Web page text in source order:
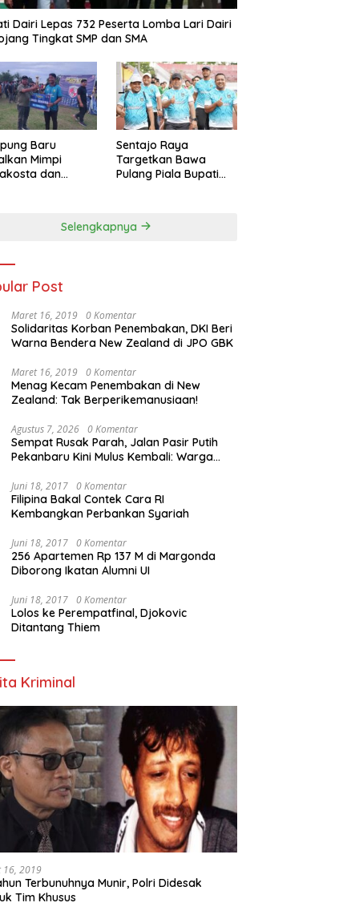
Dairi Lepas 732 Peserta Lomba Lari Dairi
Tingkat SMP dan SMA
Baru
Mimpi
dan
Sentajo Raya
Targetkan Bawa
Pulang Piala Bupati
Selengkapnya
Post
Maret 16, 2019 0 Komentar
Solidaritas Korban Penembakan, DKI Beri
Warna Bendera New Zealand di JPO GBK
Maret 16, 2019 0 Komentar
Menag Kecam Penembakan di New
Zealand: Tak Berperikemanusiaan!
Agustus 7, 2026 0 Komentar
Sempat Rusak Parah, Jalan Pasir Putih
Pekanbaru Kini Mulus Kembali: Warga
Juni 18, 2017 0 Komentar
Filipina Bakal Contek Cara RI
Kembangkan Perbankan Syariah
Juni 18, 2017 0 Komentar
256 Apartemen Rp 137 M di Margonda
Diborong Ikatan Alumni UI
Juni 18, 2017 0 Komentar
Lolos ke Perempatfinal, Djokovic
Ditantang Thiem
Kriminal
16, 2019
Terbunuhnya Munir, Polri Didesak
Tim Khusus